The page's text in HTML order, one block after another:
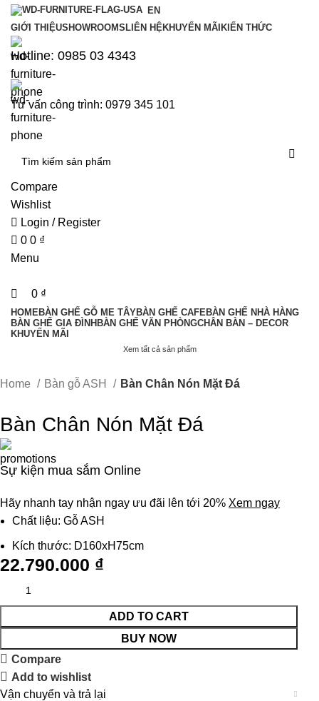
EN
GIỚI THIỆUSHOWROOMS LIÊN HỆKHUYẾN MÃI KIẾN THỨC
Hotline: 0985 03 4343
Tư vấn công trình: 0979 345 101
Compare
Wishlist
Login / Register
0 0 ₫
Menu
0 ₫
HOMEBÀN GHẾ GỖ ME TÂYBÀN GHẾ CAFEBÀN GHẾ NHÀ HÀNG
BÀN GHẾ GIA ĐÌNH BÀN GHẾ VĂN PHÒNGCHÂN BÀN – DECOR
KHUYẾN MÃI
Xem tất cả sản phẩm
Home Bàn gỗ ASH Bàn Chân Nón Mặt Đá
Bàn Chân Nón Mặt Đá
Sự kiện mua sắm Online
Hãy nhanh tay nhận ngay ưu đãi lên tới 20% Xem ngay
Chất liệu: Gỗ ASH
Kích thước: D160xH75cm
22.790.000 ₫
ADD TO CART
BUY NOW
Compare
Add to wishlist
Vận chuyển và trả lại